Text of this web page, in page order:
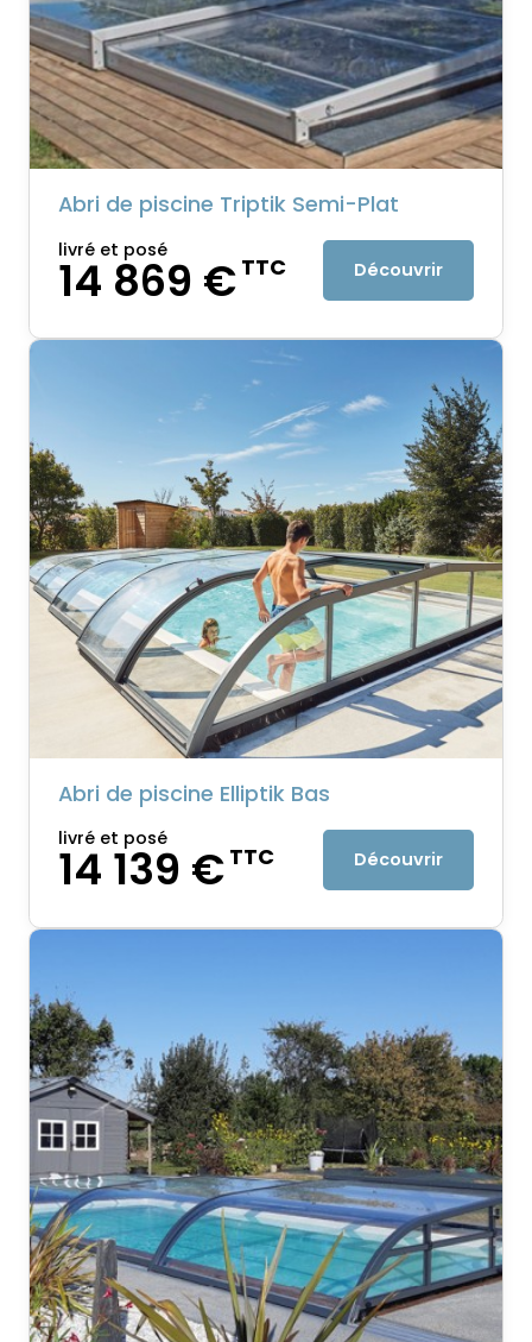
Abri de piscine Triptik Semi-Plat
livré et posé
14 869 €TTC Découvrir
Abri de piscine Elliptik Bas
livré et posé
14 139 €TTC Découvrir